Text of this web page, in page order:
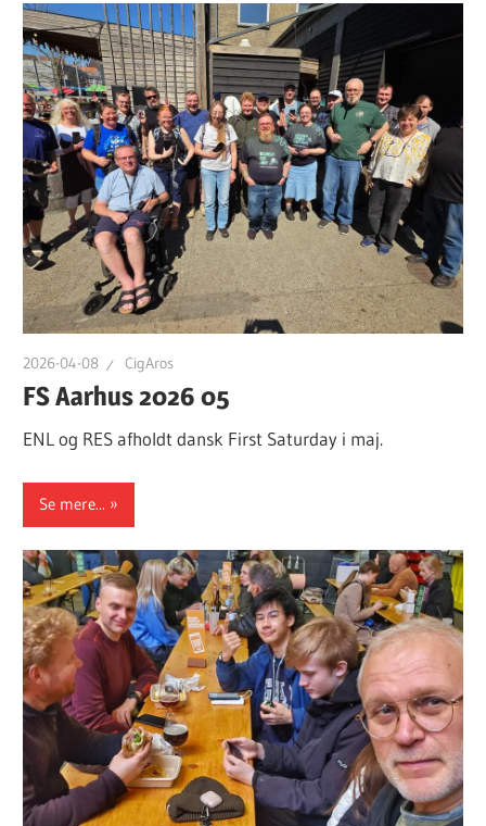
2026-04-08 CigAros
FS Aarhus 2026 05
ENL og RES afholdt dansk First Saturday i maj.
Se mere...